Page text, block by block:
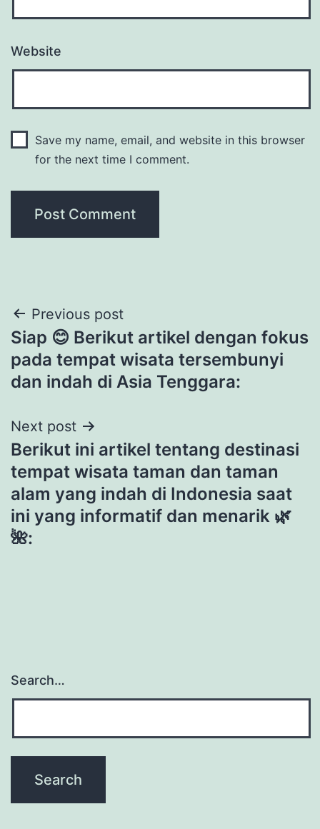
Website
Save my name, email, and website in this browser
for the next time I comment.
Post
navigation
Previous post
Siap 😊 Berikut artikel dengan fokus
pada tempat wisata tersembunyi
dan indah di Asia Tenggara:
Next post
Berikut ini artikel tentang destinasi
tempat wisata taman dan taman
alam yang indah di Indonesia saat
ini yang informatif dan menarik 🌿
🌺:
Search…